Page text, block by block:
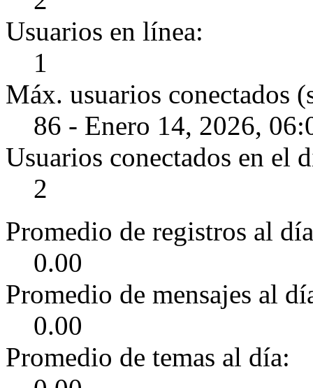
Usuarios en línea:
1
Máx. usuarios conectados
86 - Enero 14, 2026,
Usuarios conectados en el
2
Promedio de registros al
0.00
Promedio de mensajes al
0.00
Promedio de temas al día: